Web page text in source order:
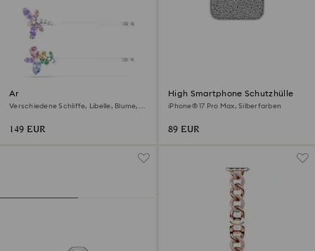
Ariana Grande x Swarovski
Haarnadel
Verschiedene Schliffe, Libelle, Blume,
149 EUR
High Smartphone Schutzhülle
iPhone® 17 Pro Max, Silberfarben
89 EUR